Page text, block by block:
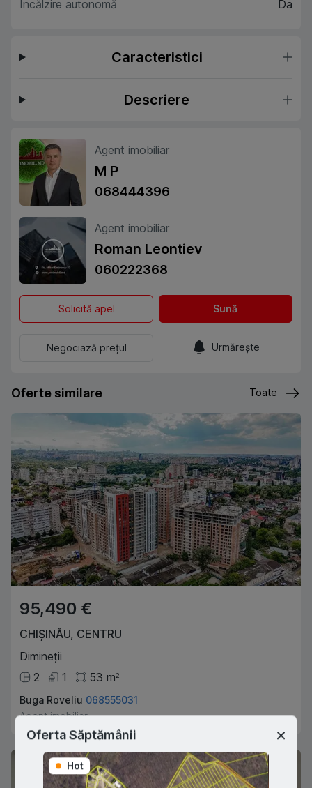
Încălzire autonomă
Da
Caracteristici
Descriere
Agent imobiliar
M P
068444396
Agent imobiliar
Roman Leontiev
060222368
Solicită apel Sună
Negociază prețul Urmărește
Oferte similare Toate
95,490 €
CHIȘINĂU, CENTRU
Dimineții
2
1 53 m2
Buga Roveliu 068555031
Agent imobiliar
Oferta Săptămânii
Hot